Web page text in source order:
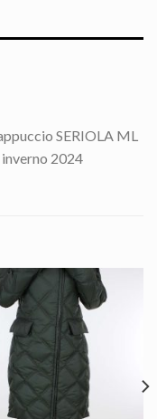
SERIOLA ML
2024